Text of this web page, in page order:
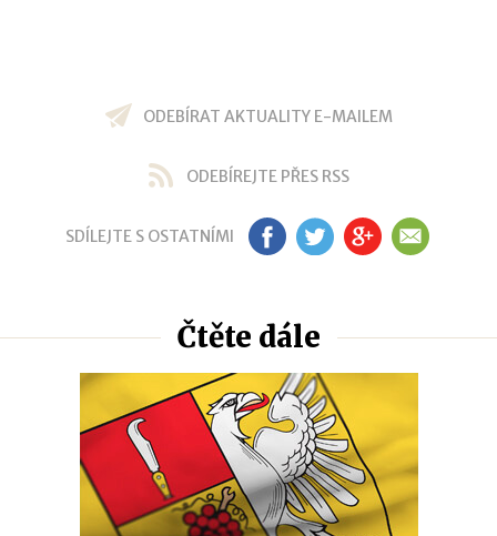
ODEBÍRAT AKTUALITY E-MAILEM
ODEBÍREJTE PŘES RSS
SDÍLEJTE S OSTATNÍMI FB TW GP EM
Čtěte dále